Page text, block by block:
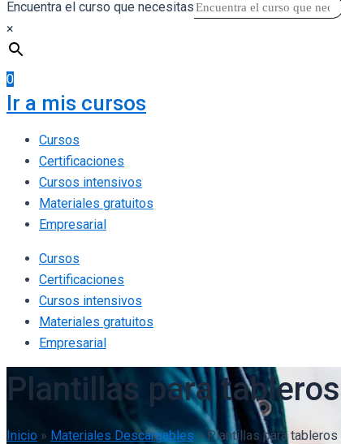
Encuentra el curso que necesitas
×
0
Ir a mis cursos
Cursos
Certificaciones
Cursos intensivos
Materiales gratuitos
Empresarial
Cursos
Certificaciones
Cursos intensivos
Materiales gratuitos
Empresarial
Plantillas para
Inicio » Materiales Descargables»Plantillas para tableros